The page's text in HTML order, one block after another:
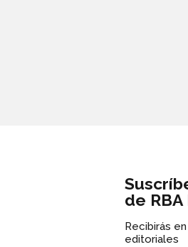
de
Recibirás
editoriales